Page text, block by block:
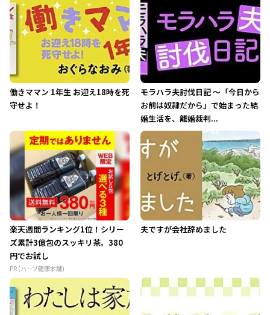
働きママン 1年生 お迎え18時を死
守せよ！
モラハラ夫討伐日記 ～「今日から
お前は奴隷だから」で始まった結
婚生活を、離婚裁判...
楽天週間ランキング1位！シリー
ズ累計3億包のスッキリ茶。380
円でお試し
PR (ハーブ健康本舗)
夫ですが会社辞めました